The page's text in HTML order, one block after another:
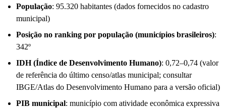
População: 95.320 habitantes (dados fornecidos no cadastro
municipal)
Posição no ranking por população (municípios brasileiros):
342º
IDH (Índice de Desenvolvimento Humano): 0,72–0,74 (valor
de referência do último censo/atlas municipal; consultar
IBGE/Atlas do Desenvolvimento Humano para a versão oficial)
PIB municipal: município com atividade econômica expressiva